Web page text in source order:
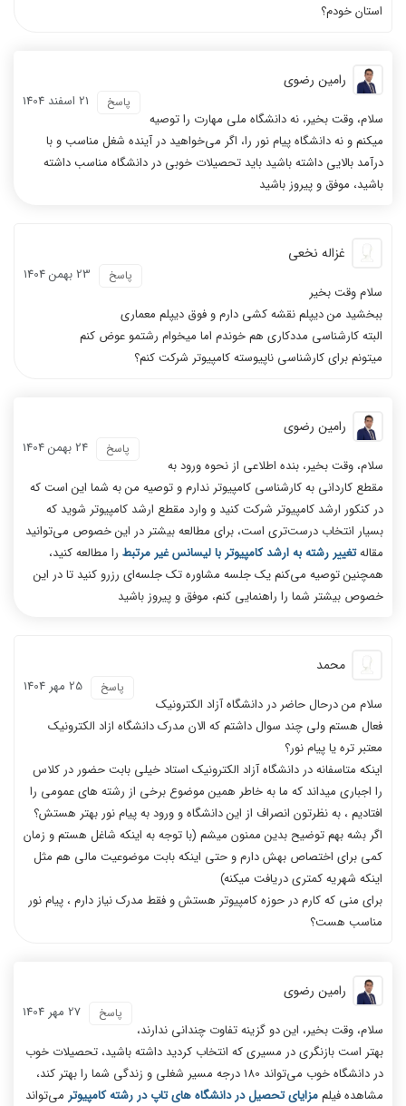
استان خودم؟
رامین رضوی
21 اسفند 1404 پاسخ
سلام، وقت بخیر، نه دانشگاه‌ ملی مهارت را توصیه
میکنم و نه دانشگاه پیام نور را، اگر می‎‌خواهید در آینده شغل مناسب و با
درآمد بالایی داشته باشید باید تحصیلات خوبی در دانشگاه مناسب داشته
باشید، موفق و پیروز باشید
غزاله نخعی
23 بهمن 1404 پاسخ
سلام وقت بخیر
ببخشید من دیپلم نقشه کشی دارم و فوق دیپلم معماری
البته کارشناسی مددکاری هم خوندم اما میخوام رشتمو عوض‌ کنم
میتونم برای کارشناسی ناپیوسته کامپیوتر شرکت کنم؟
رامین رضوی
24 بهمن 1404 پاسخ
سلام، وقت بخیر، بنده اطلاعی از نحوه ورود به
مقطع کاردانی به کارشناسی کامپیوتر ندارم و توصیه من به شما این است که
در کنکور ارشد کامپیوتر شرکت کنید و وارد مقطع ارشد کامپیوتر شوید که
بسیار انتخاب درست‌تری است، برای مطالعه بیشتر در این خصوص می‌توانید
مقالهتغییر رشته به ارشد کامپیوتر با لیسانس غیر مرتبط را مطالعه کنید،
همچنین توصیه می‌کنم یک جلسه مشاوره تک جلسه‌ای رزرو کنید تا در این
خصوص بیشتر شما را راهنمایی کنم، موفق و پیروز باشید
محمد
25 مهر 1404 پاسخ
سلام من درحال حاضر در دانشگاه آزاد الکترونیک
فعال هستم ولی چند سوال داشتم که الان مدرک دانشگاه ازاد الکترونیک
معتبر تره یا پیام نور؟
اینکه متاسفانه در دانشگاه آزاد الکترونیک استاد خیلی بابت حضور در کلاس
را اجباری میداند که ما به خاطر همین موضوع برخی از رشته های عمومی را
افتادیم ، به نظرتون انصراف از این دانشگاه و ورود به پیام نور بهتر هستش؟
اگر بشه بهم توضیح بدین ممنون میشم (با توجه به اینکه شاغل هستم و زمان
کمی برای اختصاص بهش دارم و حتی اینکه بابت موضوعیت مالی هم مثل
اینکه شهریه کمتری دریافت میکنه)
برای منی که کارم در حوزه کامپیوتر هستش و فقط مدرک نیاز دارم ، پیام نور
مناسب هست؟
رامین رضوی
27 مهر 1404 پاسخ
سلام، وقت بخیر، این دو گزینه تفاوت چندانی ندارند،
بهتر است بازنگری در مسیری که انتخاب کردید داشته باشید، تحصیلات خوب
در دانشگاه خوب می‌تواند 180 درجه مسیر شغلی و زندگی شما را بهتر کند،
مشاهده فیلممزایای تحصیل در دانشگاه های تاپ در رشته کامپیوتر می‌تواند